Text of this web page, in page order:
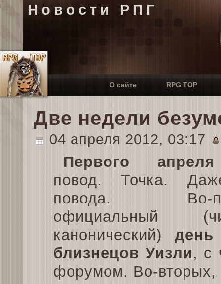
Новости РПГ
О сайте RPG TOP
Две недели
04 апреля 2012, 03:17
Первого апреля
повод. Точка.
повода. Во-
официальный
канонический)
близнецов Уизли, с
форумом. Во-